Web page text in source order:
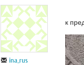
ina_rus
к